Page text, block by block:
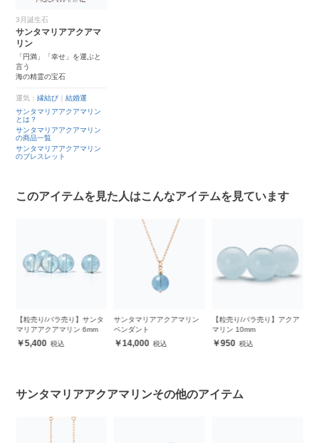
3月誕生石
サンタマリアアクアマ
リン
「円満」「幸せ」を運ぶと
言う
海の精霊の宝石
運気：縁結び ｜結婚運
サンタマリアアクアマリン
とは？
サンタマリアアクアマリン
の商品一覧
サンタマリアアクアマリン
のブレスレット
このアイテムを見た人はこんなアイテムを見ています
【粒売り/バラ売り】サンタ
マリアアクアマリン 6mm
5,400
サンタマリアアクアマリン
ペンダント
14,000
【粒売り/バラ売り】アクア
マリン 10mm
950
サンタマリアアクアマリンその他のアイテム